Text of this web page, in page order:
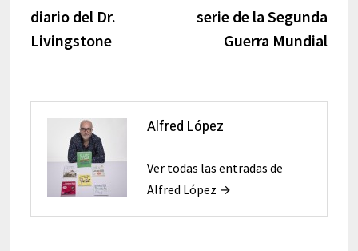
entradas
diario del Dr.
Livingstone
serie de la Segunda
Guerra Mundial
Alfred López
Ver todas las entradas de
Alfred López →